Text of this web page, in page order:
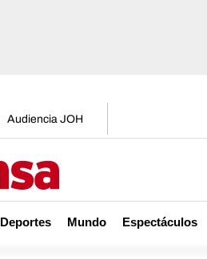
Audiencia JOH
Deportes Mundo Espectáculos